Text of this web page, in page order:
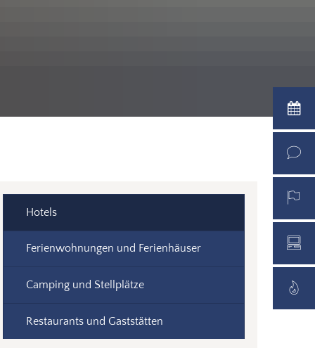
© pixabay
Hotels
Ferienwohnungen und Ferienhäuser
Camping und Stellplätze
Restaurants und Gaststätten